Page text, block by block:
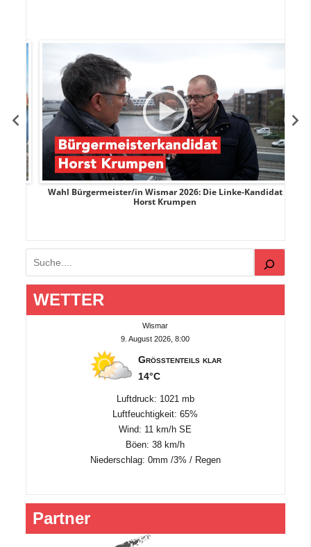
Wahl Bürgermeister/in Wismar 2026: Die Linke-Kandidat
Horst Krumpen
Suchen
WETTER
Wismar
9. August 2026, 8:00
Größtenteils klar
14°C
Luftdruck: 1021 mb
Luftfeuchtigkeit: 65%
Wind: 11 km/h SE
Böen: 38 km/h
Niederschlag: 0mm /3% / Regen
Partner